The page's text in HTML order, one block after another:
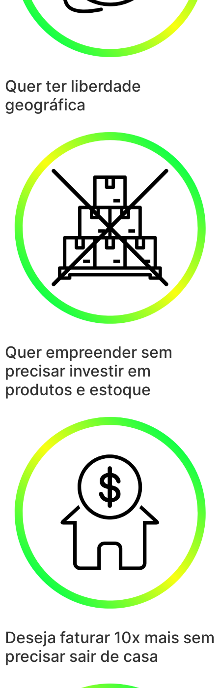
Quer ter liberdade
geográfica
Quer empreender sem
precisar investir em
produtos e estoque
Deseja faturar 10x mais sem
precisar sair de casa